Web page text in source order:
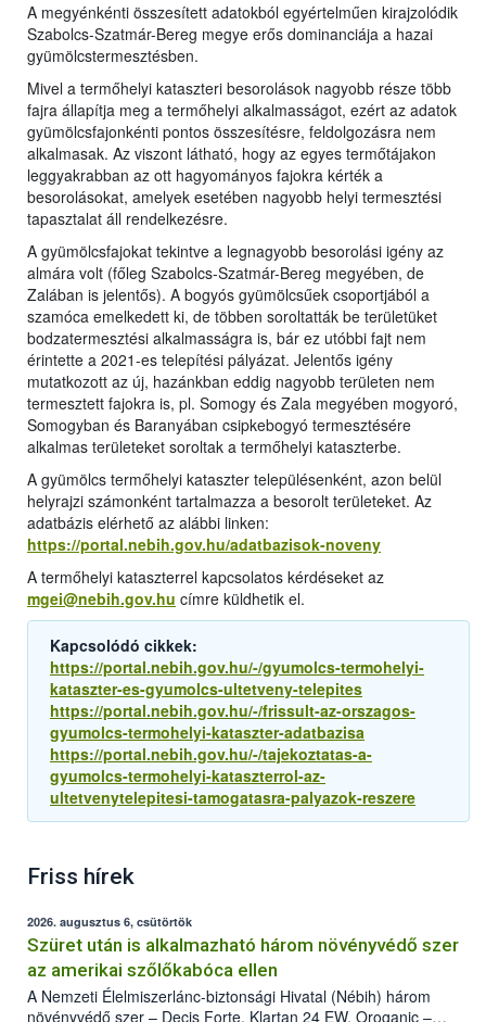
A megyénkénti összesített adatokból egyértelműen kirajzolódik
Szabolcs-Szatmár-Bereg megye erős dominanciája a hazai
gyümölcstermesztésben.
Mivel a termőhelyi kataszteri besorolások nagyobb része több
fajra állapítja meg a termőhelyi alkalmasságot, ezért az adatok
gyümölcsfajonkénti pontos összesítésre, feldolgozásra nem
alkalmasak. Az viszont látható, hogy az egyes termőtájakon
leggyakrabban az ott hagyományos fajokra kérték a
besorolásokat, amelyek esetében nagyobb helyi termesztési
tapasztalat áll rendelkezésre.
A gyümölcsfajokat tekintve a legnagyobb besorolási igény az
almára volt (főleg Szabolcs-Szatmár-Bereg megyében, de
Zalában is jelentős). A bogyós gyümölcsűek csoportjából a
szamóca emelkedett ki, de többen soroltatták be területüket
bodzatermesztési alkalmasságra is, bár ez utóbbi fajt nem
érintette a 2021-es telepítési pályázat. Jelentős igény
mutatkozott az új, hazánkban eddig nagyobb területen nem
termesztett fajokra is, pl. Somogy és Zala megyében mogyoró,
Somogyban és Baranyában csipkebogyó termesztésére
alkalmas területeket soroltak a termőhelyi kataszterbe.
A gyümölcs termőhelyi kataszter településenként, azon belül
helyrajzi számonként tartalmazza a besorolt területeket. Az
adatbázis elérhető az alábbi linken:
https://portal.nebih.gov.hu/adatbazisok-noveny
A termőhelyi kataszterrel kapcsolatos kérdéseket az
mgei@nebih.gov.hu címre küldhetik el.
Kapcsolódó cikkek:
https://portal.nebih.gov.hu/-/gyumolcs-termohelyi-
kataszter-es-gyumolcs-ultetveny-telepites
https://portal.nebih.gov.hu/-/frissult-az-orszagos-
gyumolcs-termohelyi-kataszter-adatbazisa
https://portal.nebih.gov.hu/-/tajekoztatas-a-
gyumolcs-termohelyi-kataszterrol-az-
ultetvenytelepitesi-tamogatasra-palyazok-reszere
Friss hírek
2026. augusztus 6, csütörtök
Szüret után is alkalmazható három növényvédő szer
az amerikai szőlőkabóca ellen
A Nemzeti Élelmiszerlánc-biztonsági Hivatal (Nébih) három
növényvédő szer – Decis Forte, Klartan 24 EW, Oroganic –